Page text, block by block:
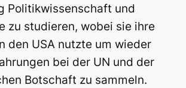
Politikwissenschaft und
zu studieren, wobei sie ihre
den USA nutzte um wieder
bei der UN und der
Botschaft zu sammeln.